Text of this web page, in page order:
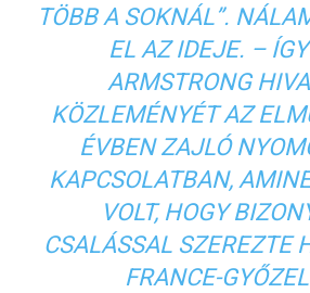
TÖBB A SOKNÁL”.
EL AZ IDEJE. –
ARMSTRONG
KÖZLEMÉNYÉT AZ
ÉVBEN ZAJLÓ
KAPCSOLATBAN,
VOLT, HOGY
CSALÁSSAL SZEREZTE
FRANCE-